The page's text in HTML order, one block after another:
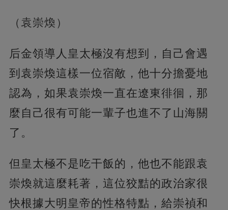
（袁崇煥）
后金領導人皇太極沒有想到，自己會遇
到袁崇煥這樣一位宿敵，他十分擔憂地
認為，如果袁崇煥一直在遼東徘徊，那
麼自己很有可能一輩子也進不了山海關
了。
但皇太極不是吃干飯的，他也不能跟袁
崇煥就這麼耗著，這位狡黠的政治家很
快根據大明皇帝的性格特點，給崇禎和